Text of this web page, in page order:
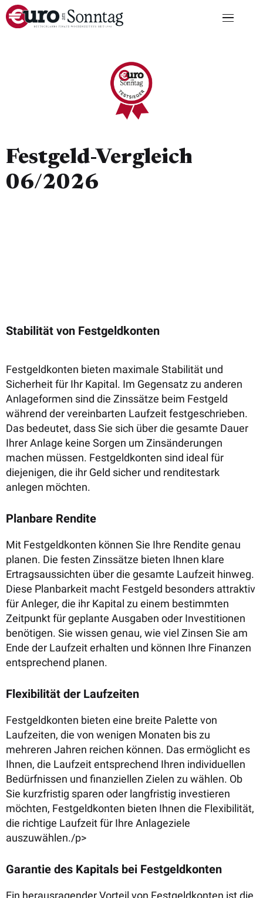
Festgeld-Vergleich
06/2026
Stabilität von Festgeldkonten
Festgeldkonten bieten maximale Stabilität und
Sicherheit für Ihr Kapital. Im Gegensatz zu anderen
Anlageformen sind die Zinssätze beim Festgeld
während der vereinbarten Laufzeit festgeschrieben.
Das bedeutet, dass Sie sich über die gesamte Dauer
Ihrer Anlage keine Sorgen um Zinsänderungen
machen müssen. Festgeldkonten sind ideal für
diejenigen, die ihr Geld sicher und renditestark
anlegen möchten.
Planbare Rendite
Mit Festgeldkonten können Sie Ihre Rendite genau
planen. Die festen Zinssätze bieten Ihnen klare
Ertragsaussichten über die gesamte Laufzeit hinweg.
Diese Planbarkeit macht Festgeld besonders attraktiv
für Anleger, die ihr Kapital zu einem bestimmten
Zeitpunkt für geplante Ausgaben oder Investitionen
benötigen. Sie wissen genau, wie viel Zinsen Sie am
Ende der Laufzeit erhalten und können Ihre Finanzen
entsprechend planen.
Flexibilität der Laufzeiten
Festgeldkonten bieten eine breite Palette von
Laufzeiten, die von wenigen Monaten bis zu
mehreren Jahren reichen können. Das ermöglicht es
Ihnen, die Laufzeit entsprechend Ihren individuellen
Bedürfnissen und finanziellen Zielen zu wählen. Ob
Sie kurzfristig sparen oder langfristig investieren
möchten, Festgeldkonten bieten Ihnen die Flexibilität,
die richtige Laufzeit für Ihre Anlageziele
auszuwählen./p>
Garantie des Kapitals bei Festgeldkonten
Ein herausragender Vorteil von Festgeldkonten ist die